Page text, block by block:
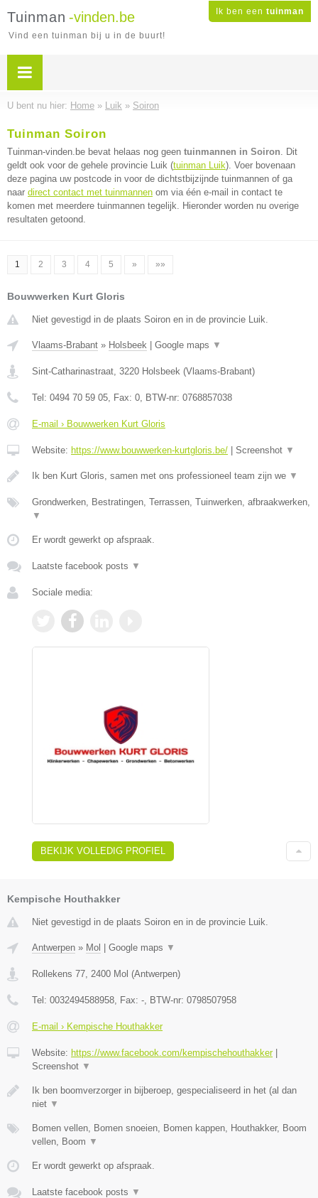
Ik ben een tuinman
Tuinman -vinden.be
Vind een tuinman bij u in de buurt!
U bent nu hier: Home » Luik » Soiron
Tuinman Soiron
Tuinman-vinden.be bevat helaas nog geen tuinmannen in Soiron. Dit
geldt ook voor de gehele provincie Luik (tuinman Luik). Voer bovenaan
deze pagina uw postcode in voor de dichtstbijzijnde tuinmannen of ga
naar direct contact met tuinmannen om via één e-mail in contact te
komen met meerdere tuinmannen tegelijk. Hieronder worden nu overige
resultaten getoond.
1 2 3 4 5 » »»
Bouwwerken Kurt Gloris
Niet gevestigd in de plaats Soiron en in de provincie Luik.
Vlaams-Brabant » Holsbeek Google maps ▼
Sint-Catharinastraat, 3220 Holsbeek (Vlaams-Brabant)
Tel: 0494 70 59 05, Fax: 0, BTW-nr: 0768857038
E-mail › Bouwwerken Kurt Gloris
Website: https://www.bouwwerken-kurtgloris.be/ Screenshot ▼
Ik ben Kurt Gloris, samen met ons professioneel team zijn we ▼
Grondwerken, Bestratingen, Terrassen, Tuinwerken, afbraakwerken,
▼
Er wordt gewerkt op afspraak.
Laatste facebook posts ▼
Sociale media:
BEKIJK VOLLEDIG PROFIEL
Kempische Houthakker
Niet gevestigd in de plaats Soiron en in de provincie Luik.
Antwerpen » Mol Google maps ▼
Rollekens 77, 2400 Mol (Antwerpen)
Tel: 0032494588958, Fax: -, BTW-nr: 0798507958
E-mail › Kempische Houthakker
Website: https://www.facebook.com/kempischehouthakker|
Screenshot ▼
Ik ben boomverzorger in bijberoep, gespecialiseerd in het (al dan
niet ▼
Bomen vellen, Bomen snoeien, Bomen kappen, Houthakker, Boom
vellen, Boom ▼
Er wordt gewerkt op afspraak.
Laatste facebook posts ▼